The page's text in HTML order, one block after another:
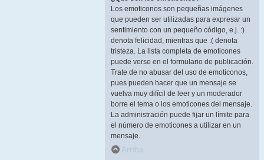
Los emoticonos son pequeñas imágenes
que pueden ser utilizadas para expresar un
sentimiento con un pequeño código, e.j. :)
denota felicidad, mientras que :( denota
tristeza. La lista completa de emoticones
puede verse en el formulario de publicación.
Trate de no abusar del uso de emoticonos,
pues pueden hacer que un mensaje se
vuelva muy difícil de leer y un moderador
borre el tema o los emoticones del mensaje.
La administración puede fijar un límite para
el número de emoticones a utilizar en un
mensaje.
Arriba